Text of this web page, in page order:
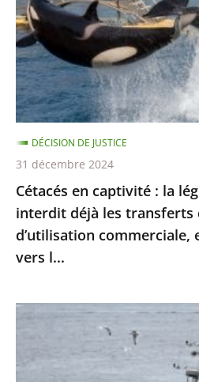
la
législation
actuelle
interdit
déjà
les
transferts
de
cétacés
à
des
fins
commerciale,
en
comme
Cétacés en captivité : la
interdit déjà les transferts
d’utilisation commerciale,
vers l...
DÉCISION DE JUSTICE
31 décembre 2024
Protection
des
dauphins